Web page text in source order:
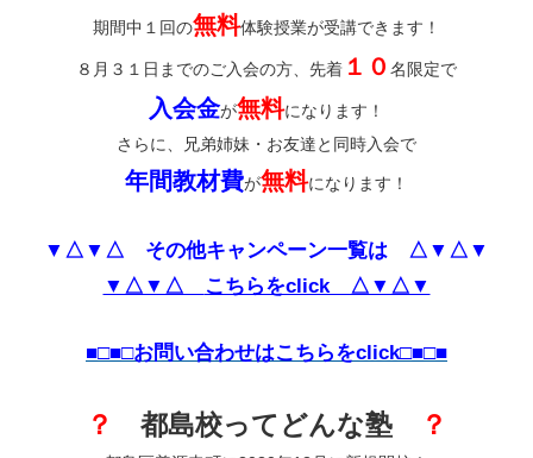
期間中１回の無料体験授業が受講できます！
８月３１日までのご入会の方、先着 １０ 名限定で
入会金が無料になります！
さらに、兄弟姉妹・お友達と同時入会で
年間教材費が無料になります！
▼△▼△ その他キャンペーン一覧は △▼△▼
▼△▼△
こちらをclick △▼△▼
■□■□お問い合わせはこちらをclick□■□■
？ 都島校ってどんな塾 ？